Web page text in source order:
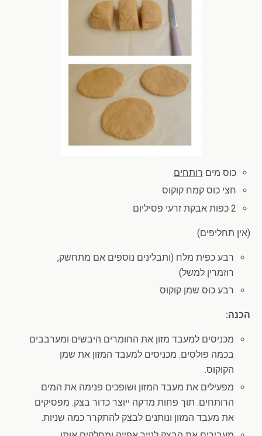
כוס מים רותחים
חצי כוס קמח קוקוס
2 כפות אבקת זרעי פסיליום
(אין תחליפים)
רבע כפית מלח (ותבלינים נוספים אם מתחשק,
רוזמרין למשל)
רבע כוס שמן קוקוס
הכנה:
מכניסים למעבד מזון את החומרים היבשים ומערבבים
בכמה פולסים. מכניסים למעבד המזון את שמן
הקוקוס.
מפעילים את מעבד המזון ושופכים פנימה את המים
הרותחים. תוך פחות מדקה ייוצר כדור בצק. מפסיקים
את מעבד המזון ונותנים לבצק להתקרר כמה שניות.